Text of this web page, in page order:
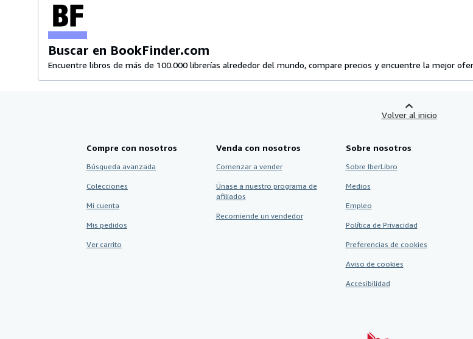
Buscar en BookFinder.com
Encuentre libros de más de 100.000 librerías alrededor del mundo, compare precios y encuentre la mejor
Volver al inicio
Compre con nosotros
Búsqueda avanzada
Colecciones
Mi cuenta
Mis pedidos
Ver carrito
Venda con nosotros
Comenzar a vender
Únase a nuestro programa de
afiliados
Recomiende un vendedor
Sobre nosotros
Sobre IberLibro
Medios
Empleo
Política de Privacidad
Preferencias de cookies
Aviso de cookies
Accesibilidad